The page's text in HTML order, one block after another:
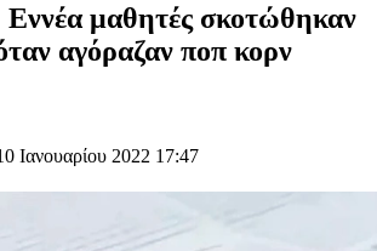
Εννέα μαθητές σκοτώθηκαν
αγόραζαν ποπ κορν
Ιανουαρίου 2022 17:47